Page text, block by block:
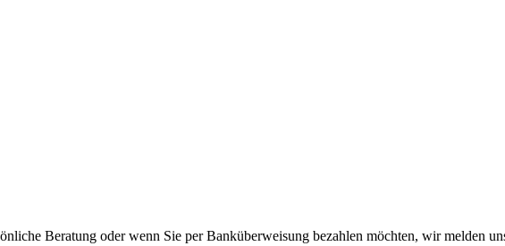
Beratung oder wenn Sie per Banküberweisung bezahlen möchten, wir melden